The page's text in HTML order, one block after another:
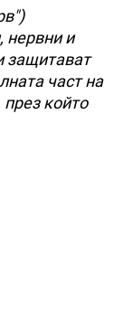
нервни и
защитават
част на
който